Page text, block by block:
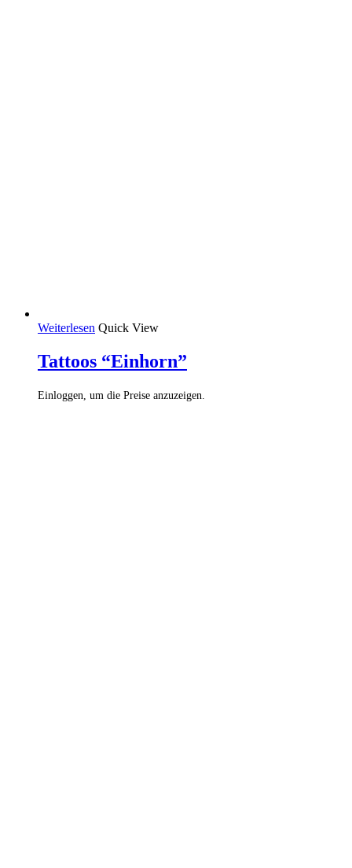
Weiterlesen Quick View
Tattoos “Einhorn”
Einloggen, um die Preise anzuzeigen.